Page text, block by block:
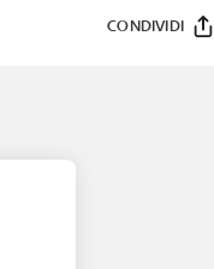
CONDIVIDI